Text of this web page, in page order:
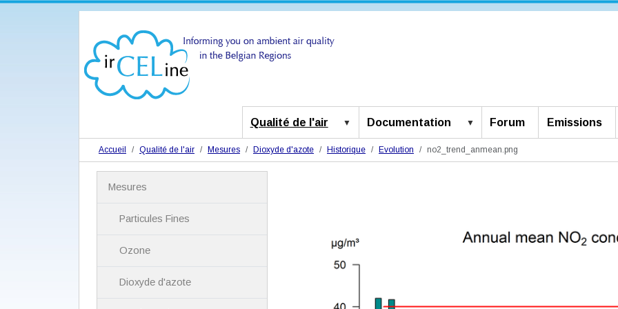
Qualité de l'air Documentation Forum Emissions
Accueil Qualité de l'air Mesures Dioxyde d'azote Historique Evolution no2_trend_anmean.png
Mesures
Particules Fines
Ozone
Dioxyde d'azote